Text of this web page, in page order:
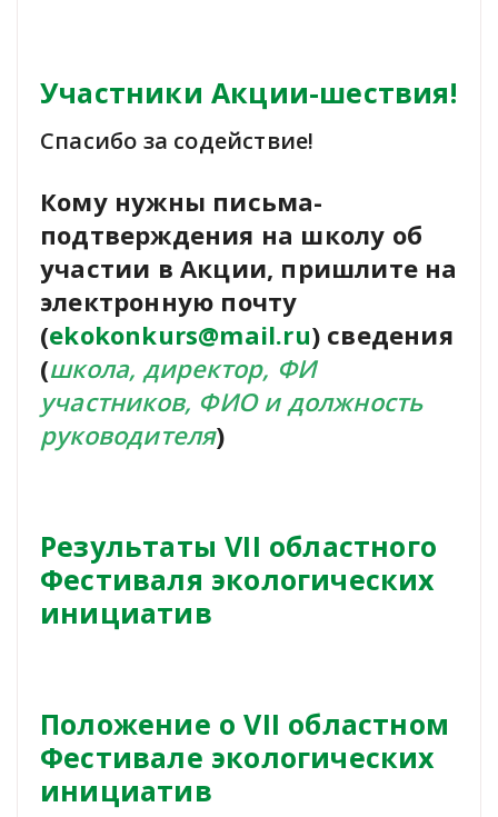
Участники Акции-шествия!
Спасибо за содействие!
Кому нужны письма-
подтверждения на школу об
участии в Акции, пришлите на
электронную почту
(ekokonkurs@mail.ru) сведения
(школа, директор, ФИ
участников, ФИО и должность
руководителя)
Результаты VII областного
Фестиваля экологических
инициатив
Положение о VII областном
Фестивале экологических
инициатив